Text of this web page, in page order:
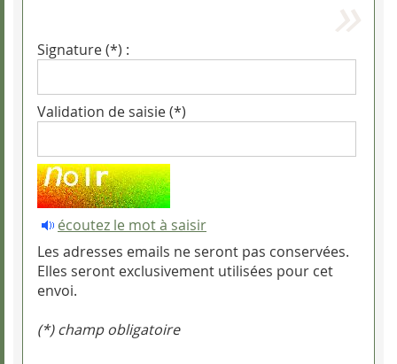
Signature (*) :
Validation de saisie (*)
écoutez le mot à saisir
Les adresses emails ne seront pas conservées.
Elles seront exclusivement utilisées pour cet
envoi.
(*) champ obligatoire